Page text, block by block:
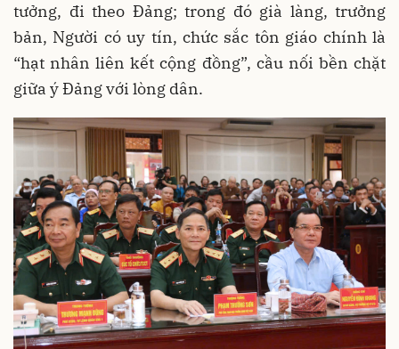
tưởng, đi theo Đảng; trong đó già làng, trưởng
bản, Người có uy tín, chức sắc tôn giáo chính là
“hạt nhân liên kết cộng đồng”, cầu nối bền chặt
giữa ý Đảng với lòng dân.